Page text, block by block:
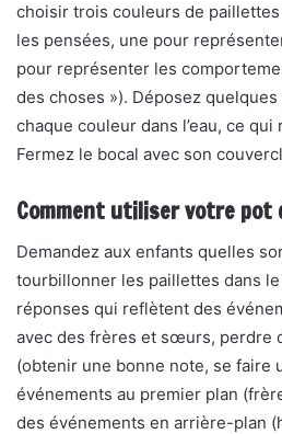
choisir trois couleurs de
les pensées, une pour
pour représenter les
des choses »). Déposez
chaque couleur dans l’eau, ce
Fermez le bocal avec son
Comment utiliser votre pot
Demandez aux enfants quelles
tourbillonner les paillettes dans
réponses qui reflètent des
avec des frères et sœurs, perdre
(obtenir une bonne note, se faire
événements au premier plan
des événements en arrière-plan